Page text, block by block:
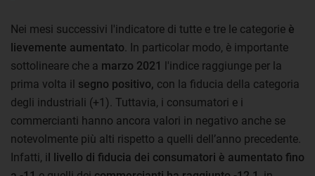
Nei mesi successivi l'indicatore di tutte e tre le categorie è
lievemente aumentato . In particolar modo, è importante
sottolineare che a marzo 2021 l'indice raggiunge per la
prima volta il segno positivo, con la fiducia della categoria
degli industriali (+1). Tuttavia, i consumatori e i
commercianti hanno ancora valori in negativo anche se
notevolmente più alti rispetto a quelli dell’anno precedente.
Infatti, il livello di fiducia dei consumatori è aumentato fino